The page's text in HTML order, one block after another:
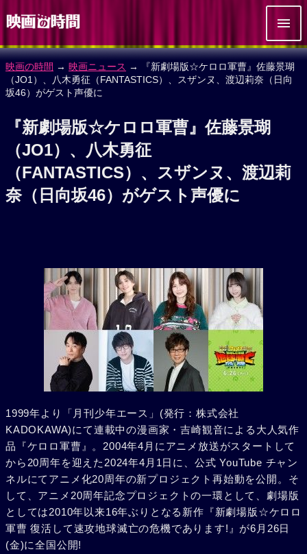
映画の時間 → 映画ニュース → 『新劇場版☆ケロロ軍曹』佐藤景瑚
（JO1）、八木勇征（FANTASTICS）、スザンヌ、渡辺莉奈（日向
坂46）がゲスト声優に
『新劇場版☆ケロロ軍曹』佐藤景瑚
（JO1）、八木勇征
（FANTASTICS）、スザンヌ、渡辺莉
奈（日向坂46）がゲスト声優に
1999年より「月刊少年エース」(発行：株式会社
KADOKAWA)にて連載中の漫画家・吉崎観音による大人気作
品『ケロロ軍曹』。2004年4月にアニメ放送がスタートして
から20周年を迎えた2024年4月1日に、公式 YouTube チャン
ネルにてアニメ化20周年の新プロジェクト再始動を公開。そ
して、アニメ20周年記念プロジェクトの一環として、劇場版
としては2010年以来16年ぶりとなる新作『新劇場版☆ケロロ
軍曹 復活して速攻地球滅亡の危機であります!』が6月26日
(金)に全国公開!